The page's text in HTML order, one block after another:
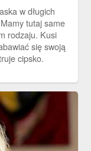
w długich
tutaj same
rodzaju. Kusi
się swoją
cipsko.